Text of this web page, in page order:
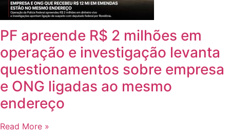
PF apreende R$ 2 milhões em
operação e investigação levanta
questionamentos sobre empresa
e ONG ligadas ao mesmo
endereço
Read More »